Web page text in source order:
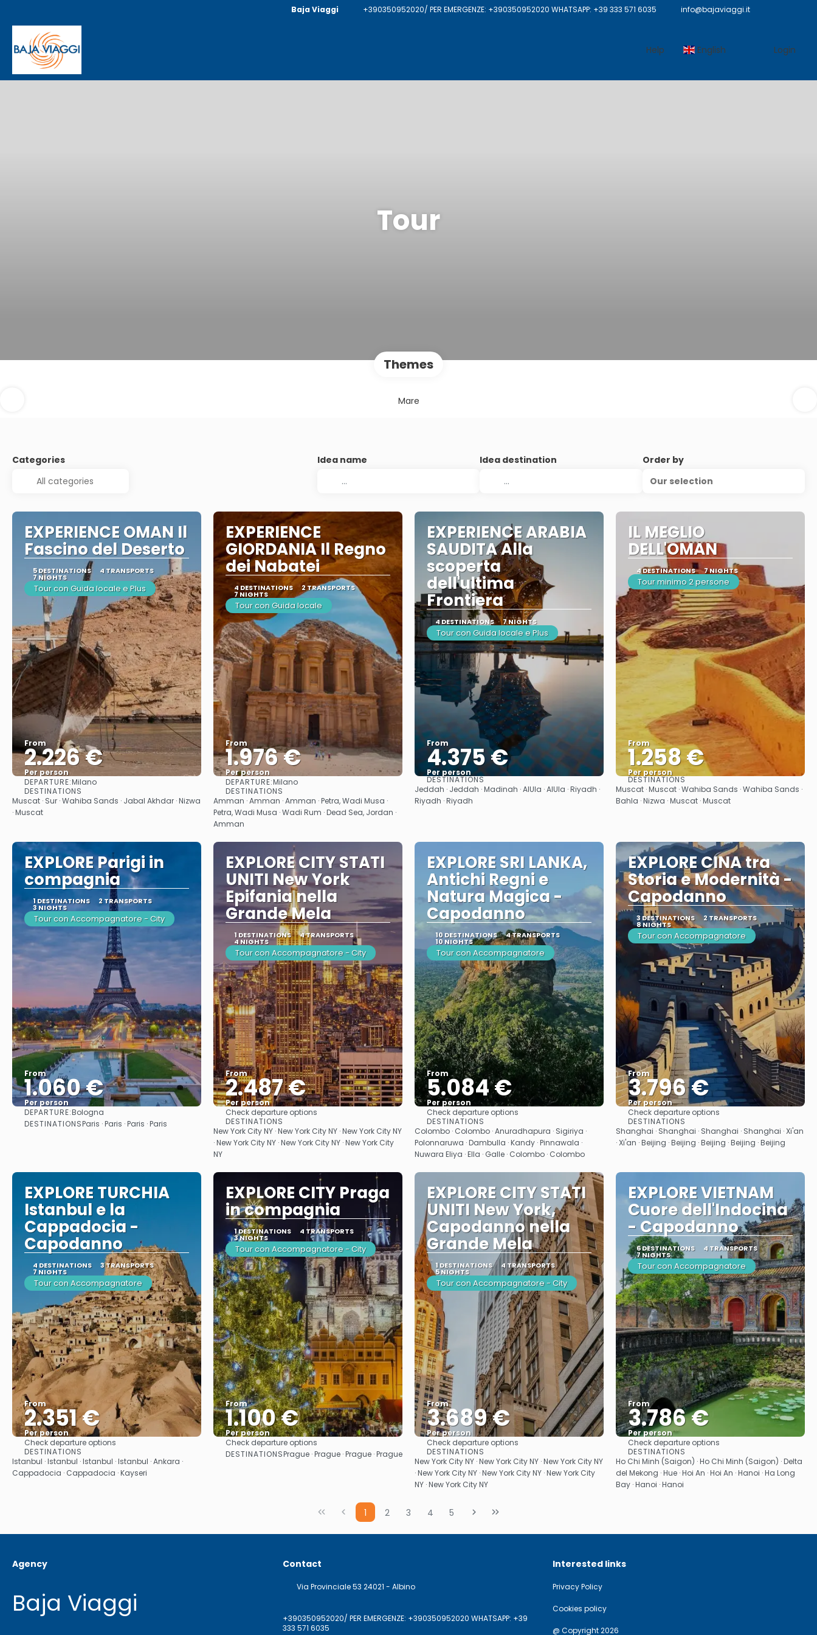
Baja Viaggi +390350952020/ PER EMERGENZE: +390350952020 WHATSAPP: +39 333 571 6035 info@bajaviaggi.it
Help English Login
Tour
Themes
Mare
Categories Idea name Idea destination
Order by
Our selection
EXPERIENCE OMAN Il
Fascino del Deserto
5 DESTINATIONS 4 TRANSPORTS
7 NIGHTS
Tour con Guida locale e Plus
From
2.226 €
Per person
DEPARTURE:Milano
DESTINATIONS
Muscat · Sur · Wahiba Sands · Jabal Akhdar · Nizwa
· Muscat
EXPERIENCE
GIORDANIA Il Regno
dei Nabatei
4 DESTINATIONS 2 TRANSPORTS
7 NIGHTS
Tour con Guida locale
From
1.976 €
Per person
DEPARTURE:Milano
DESTINATIONS
Amman · Amman · Amman · Petra, Wadi Musa ·
Petra, Wadi Musa · Wadi Rum · Dead Sea, Jordan ·
Amman
EXPERIENCE ARABIA
SAUDITA Alla
scoperta
dell'ultima
Frontiera
4 DESTINATIONS 7 NIGHTS
Tour con Guida locale e Plus
From
4.375 €
Per person
See
DESTINATIONS
Jeddah · Jeddah · Madinah · AlUla · AlUla · Riyadh ·
Riyadh · Riyadh
IL MEGLIO
DELL'OMAN
4 DESTINATIONS 7 NIGHTS
Tour minimo 2 persone
From
1.258 €
Per person
See
DESTINATIONS
Muscat · Muscat · Wahiba Sands · Wahiba Sands ·
Bahla · Nizwa · Muscat · Muscat
EXPLORE Parigi in
compagnia
1 DESTINATIONS 2 TRANSPORTS
3 NIGHTS
Tour con Accompagnatore - City
From
1.060 €
Per person
See
DEPARTURE:Bologna
DESTINATIONSParis · Paris · Paris · Paris
EXPLORE CITY STATI
UNITI New York
Epifania nella
Grande Mela
1 DESTINATIONS 4 TRANSPORTS
4 NIGHTS
Tour con Accompagnatore - City
From
2.487 €
Per person
See
Check departure options
DESTINATIONS
New York City NY · New York City NY · New York City NY
· New York City NY · New York City NY · New York City
NY
EXPLORE SRI LANKA,
Antichi Regni e
Natura Magica -
Capodanno
10 DESTINATIONS 4 TRANSPORTS
10 NIGHTS
Tour con Accompagnatore
From
5.084 €
Per person
See
Check departure options
DESTINATIONS
Colombo · Colombo · Anuradhapura · Sigiriya ·
Polonnaruwa · Dambulla · Kandy · Pinnawala ·
Nuwara Eliya · Ella · Galle · Colombo · Colombo
EXPLORE CINA tra
Storia e Modernità -
Capodanno
3 DESTINATIONS 2 TRANSPORTS
8 NIGHTS
Tour con Accompagnatore
From
3.796 €
Per person
See
Check departure options
DESTINATIONS
Shanghai · Shanghai · Shanghai · Shanghai · Xi'an
· Xi'an · Beijing · Beijing · Beijing · Beijing · Beijing
EXPLORE TURCHIA
Istanbul e la
Cappadocia -
Capodanno
4 DESTINATIONS 3 TRANSPORTS
7 NIGHTS
Tour con Accompagnatore
From
2.351 €
Per person
See
Check departure options
DESTINATIONS
Istanbul · Istanbul · Istanbul · Istanbul · Ankara ·
Cappadocia · Cappadocia · Kayseri
EXPLORE CITY Praga
in compagnia
1 DESTINATIONS 4 TRANSPORTS
3 NIGHTS
Tour con Accompagnatore - City
From
1.100 €
Per person
See
Check departure options
DESTINATIONSPrague · Prague · Prague · Prague
EXPLORE CITY STATI
UNITI New York,
Capodanno nella
Grande Mela
1 DESTINATIONS 4 TRANSPORTS
5 NIGHTS
Tour con Accompagnatore - City
From
3.689 €
Per person
See
Check departure options
DESTINATIONS
New York City NY · New York City NY · New York City NY
· New York City NY · New York City NY · New York City
NY · New York City NY
EXPLORE VIETNAM
Cuore dell'Indocina
- Capodanno
6 DESTINATIONS 4 TRANSPORTS
7 NIGHTS
Tour con Accompagnatore
From
3.786 €
Per person
See
Check departure options
DESTINATIONS
Ho Chi Minh (Saigon) · Ho Chi Minh (Saigon) · Delta
del Mekong · Hue · Hoi An · Hoi An · Hanoi · Ha Long
Bay · Hanoi · Hanoi
1 2 3 4 5
Agency
Baja Viaggi
Contact
Via Provinciale 53 24021 - Albino
+390350952020/ PER EMERGENZE: +390350952020 WHATSAPP: +39
333 571 6035
Interested links
Privacy Policy
Cookies policy
@ Copyright 2026